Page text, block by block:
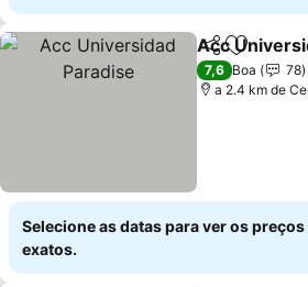
Partilhar
Acc
7,6 Boa
78
a 2.4 km de
Selecione as datas para ver os preços
exatos.